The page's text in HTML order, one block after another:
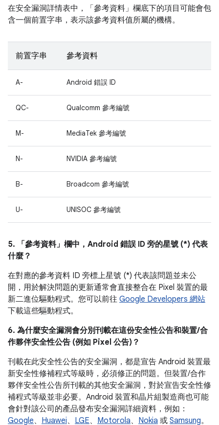
在安全漏洞詳情表中，「參考資料」 欄底下的項目可能會包
含一個前置字串，表示該參考資料值所屬的機構。
前置字串 參考資料
A- Android 錯誤 ID
QC- Qualcomm 參考編號
M- MediaTek 參考編號
N- NVIDIA 參考編號
B- Broadcom 參考編號
U- UNISOC 參考編號
5. 「參考資料」 欄中，Android 錯誤 ID 旁的星號 (*) 代表
什麼？
在對應的參考資料 ID 旁標上星號 (*) 代表該問題並未公
開，用於解決問題的更新通常會直接整合在 Pixel 裝置的最
新二進位驅動程式。您可以前往 Google Developers 網站
下載這些驅動程式。
6. 為什麼安全漏洞會分別刊載在這份安全性公告和裝置/合
作夥伴安全性公告 (例如 Pixel 公告)？
刊載在此安全性公告的安全漏洞，都是宣告 Android 裝置最
新安全性修補程式等級時，必須修正的問題。但裝置/合作
夥伴安全性公告所刊載的其他安全漏洞，對於宣告安全性修
補程式等級並非必要。Android 裝置和晶片組製造商也可能
會針對該公司的產品發布安全漏洞詳細資料，例如：
Google、 Huawei、 LGE、 Motorola、 Nokia 或 Samsung。